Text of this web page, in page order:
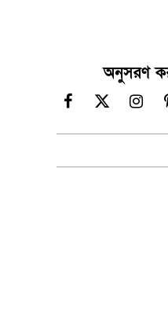
অনুসরণ
Facebook
X